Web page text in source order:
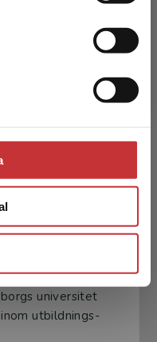
i
universitet
inom utbild­nings­